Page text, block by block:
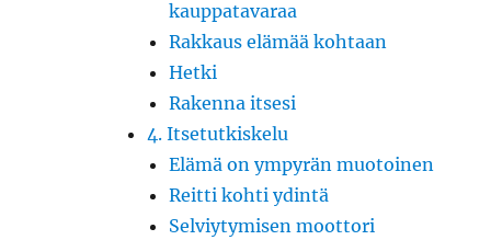
kauppatavaraa
Rakkaus elämää kohtaan
Hetki
Rakenna itsesi
4. Itsetutkiskelu
Elämä on ympyrän muotoinen
Reitti kohti ydintä
Selviytymisen moottori